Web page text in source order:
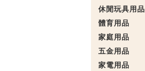
休閒玩具用品
體育用品
家庭用品
五金用品
家電用品